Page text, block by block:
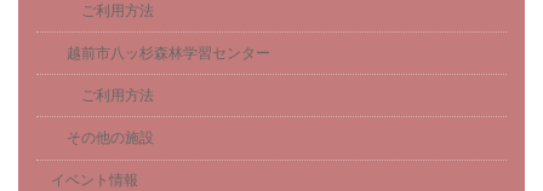
ご利用方法
越前市八ッ杉森林学習センター
ご利用方法
その他の施設
イベント情報